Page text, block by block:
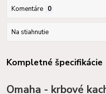
Komentáre 0
Na stiahnutie
Kompletné špecifikácie
Omaha - krbové